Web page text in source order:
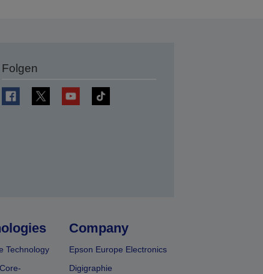
Folgen
Technology
Company
Epson Europe Electronics
Digigraphie